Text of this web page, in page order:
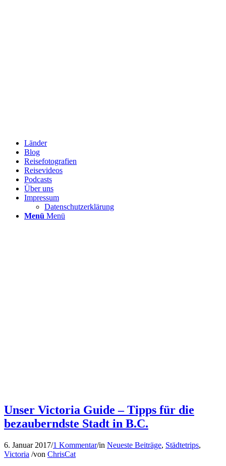
Länder
Blog
Reisefotografien
Reisevideos
Podcasts
Über uns
Impressum
Datenschutzerklärung
Menü Menü
Unser Victoria Guide – Tipps für die
bezauberndste Stadt in B.C.
6. Januar 2017/1 Kommentar/in Neueste Beiträge, Städtetrips,
Victoria /von ChrisCat